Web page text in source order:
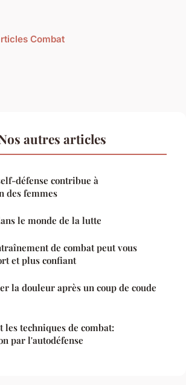
Combat
autres articles
défense contribue à
des femmes
le monde de la lutte
de combat peut vous
et plus confiant
la douleur après un coup de coude
les techniques de combat:
par l'autodéfense